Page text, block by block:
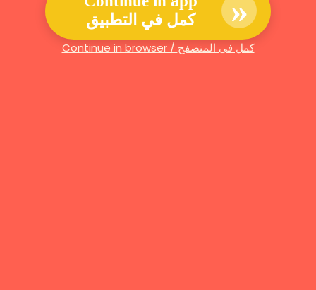
كمل في التطبيق
»
Continue in browser / كمل في المتصفح